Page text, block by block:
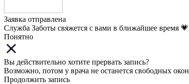
Заявка отправлена
Служба Заботы свяжется с вами в ближайшее время 💗
Понятно
Вы действительно хотите прервать запись?
Возможно, потом у врача не останется свободных окон
Продолжить запись